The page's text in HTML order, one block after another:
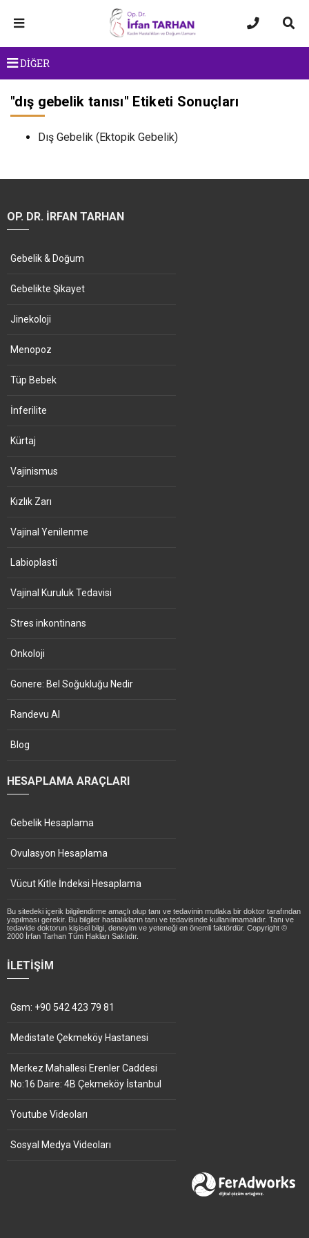
DİĞER
"dış gebelik tanısı" Etiketi Sonuçları
Dış Gebelik (Ektopik Gebelik)
OP. DR. İRFAN TARHAN
Gebelik & Doğum
Gebelikte Şikayet
Jinekoloji
Menopoz
Tüp Bebek
İnferilite
Kürtaj
Vajinismus
Kızlık Zarı
Vajinal Yenilenme
Labioplasti
Vajinal Kuruluk Tedavisi
Stres inkontinans
Onkoloji
Gonere: Bel Soğukluğu Nedir
Randevu Al
Blog
HESAPLAMA ARAÇLARI
Gebelik Hesaplama
Ovulasyon Hesaplama
Vücut Kitle İndeksi Hesaplama
Bu sitedeki içerik bilgilendirme amaçlı olup tanı ve tedavinin mutlaka bir doktor tarafından
yapılması gerekir. Bu bilgiler hastalıkların tanı ve tedavisinde kullanılmamalıdır. Tanı ve
tedavide doktorun kişisel bilgi, deneyim ve yeteneği en önemli faktördür. Copyright ©
2000 İrfan Tarhan Tüm Hakları Saklıdır.
İLETIŞIM
Gsm: +90 542 423 79 81
Medistate Çekmeköy Hastanesi
Merkez Mahallesi Erenler Caddesi
No:16 Daire: 4B Çekmeköy İstanbul
Youtube Videoları
Sosyal Medya Videoları